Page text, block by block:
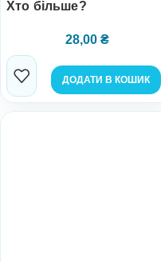
Хто більше?
28,00 ₴
ДОДАТИ В КОШИК